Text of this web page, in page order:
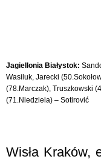
Jagiellonia Białystok:
Wasiluk, Jarecki
(78.Marczak), Truszkowski
(71.Niedziela) – Sotirović
Wisła Kraków,